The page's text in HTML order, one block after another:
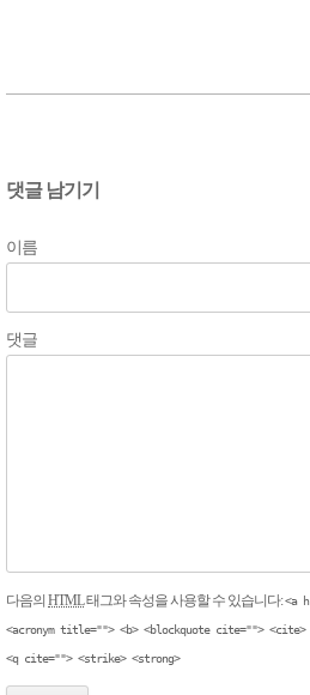
댓글 남기기
이름
댓글
다음의 HTML태그와 속성을 사용할 수 있습니다:<a
<acronym title=""> <b> <blockquote cite=""> <cite>
<q cite=""> <strike> <strong>